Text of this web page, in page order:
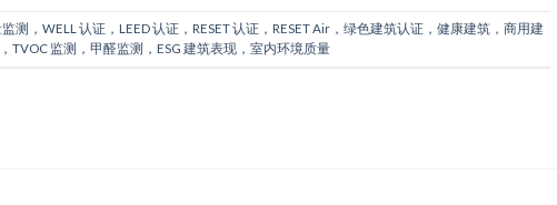
测，WELL 认证，LEED 认证，RESET 认证，RESET Air，绿色建筑认证，健康建筑，商用建
TVOC 监测，甲醛监测，ESG 建筑表现，室内环境质量